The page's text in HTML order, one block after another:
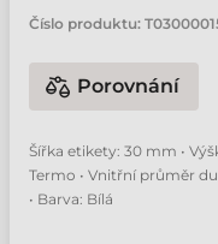
Číslo produktu:
Porovnání
Šířka etikety: 30 mm •
Termo • Vnitřní průměr
• Barva: Bílá